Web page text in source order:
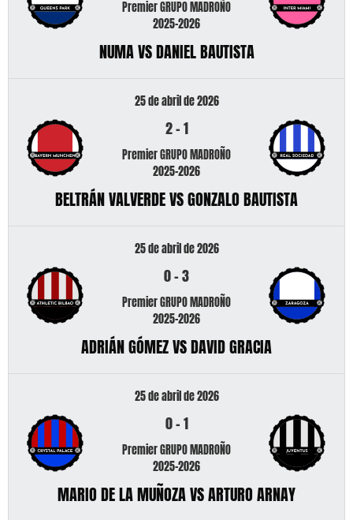
Premier GRUPO MADROÑO
2025-2026
NUMA VS DANIEL BAUTISTA
25 de abril de 2026
2-1
Premier GRUPO MADROÑO
2025-2026
BELTRÁN VALVERDE VS GONZALO BAUTISTA
25 de abril de 2026
0-3
Premier GRUPO MADROÑO
2025-2026
ADRIÁN GÓMEZ VS DAVID GRACIA
25 de abril de 2026
0-1
Premier GRUPO MADROÑO
2025-2026
MARIO DE LA MUÑOZA VS ARTURO ARNAY